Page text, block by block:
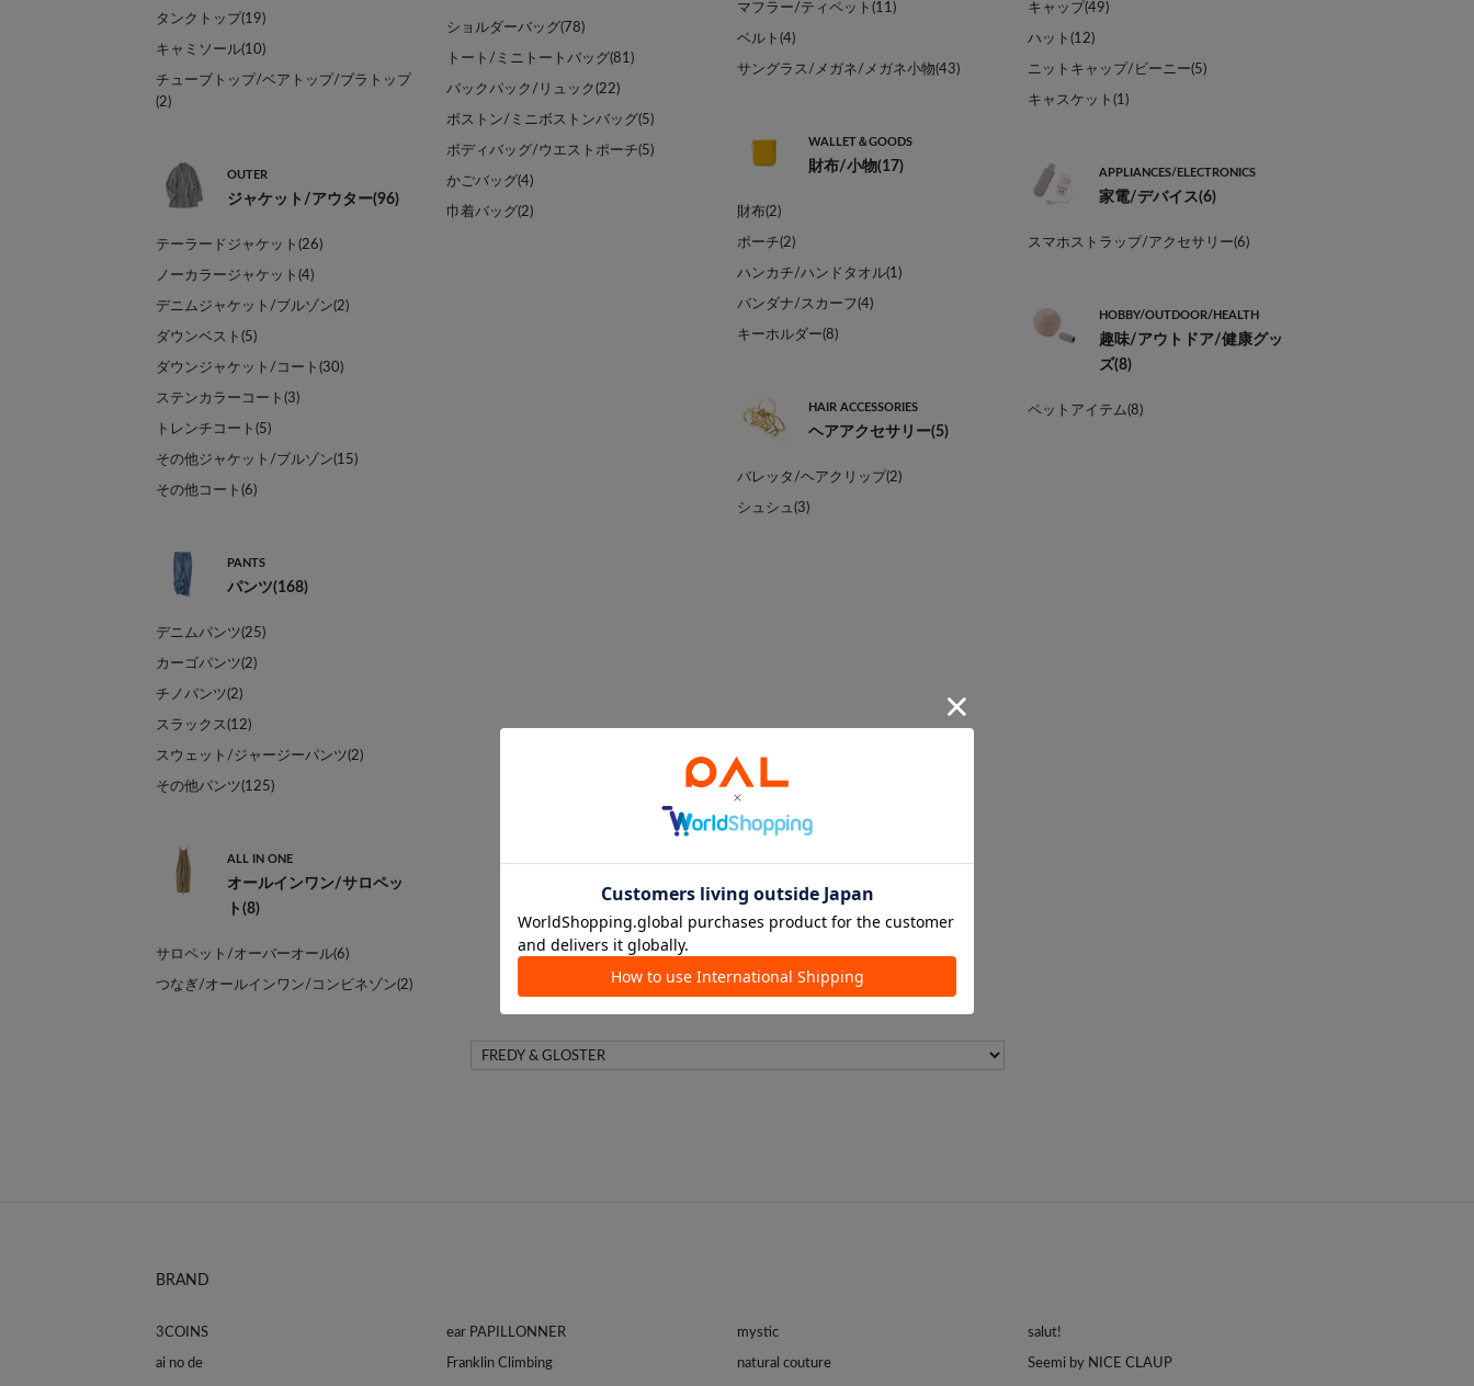
タンクトップ(19)
キャミソール(10)
チューブトップ/ベアトップ/ブラトップ
(2)
OUTER
ジャケット/アウター(96)
テーラードジャケット(26)
ノーカラージャケット(4)
デニムジャケット/ブルゾン(2)
ダウンベスト(5)
ダウンジャケット/コート(30)
ステンカラーコート(3)
トレンチコート(5)
その他ジャケット/ブルゾン(15)
その他コート(6)
PANTS
パンツ(168)
デニムパンツ(25)
カーゴパンツ(2)
チノパンツ(2)
スラックス(12)
スウェット/ジャージーパンツ(2)
その他パンツ(125)
ALL IN ONE
オールインワン/サロペッ
ト(8)
サロペット/オーバーオール(6)
つなぎ/オールインワン/コンビネゾン(2)
ショルダーバッグ(78)
トート/ミニトートバッグ(81)
バックパック/リュック(22)
ボストン/ミニボストンバッグ(5)
ボディバッグ/ウエストポーチ(5)
かごバッグ(4)
巾着バッグ(2)
マフラー/ティペット(11)
ベルト(4)
サングラス/メガネ/メガネ小物(43)
WALLET＆GOODS
財布/小物(17)
財布(2)
ポーチ(2)
ハンカチ/ハンドタオル(1)
バンダナ/スカーフ(4)
キーホルダー(8)
HAIR ACCESSORIES
ヘアアクセサリー(5)
バレッタ/ヘアクリップ(2)
シュシュ(3)
キャップ(49)
ハット(12)
ニットキャップ/ビーニー(5)
キャスケット(1)
APPLIANCES/ELECTRONICS
家電/デバイス(6)
スマホストラップ/アクセサリー(6)
HOBBY/OUTDOOR/HEALTH
趣味/アウトドア/健康グッ
ズ(8)
ペットアイテム(8)
BRAND
3COINS
ai no de
ear PAPILLONNER
Franklin Climbing
mystic
natural couture
salut!
Seemi by NICE CLAUP